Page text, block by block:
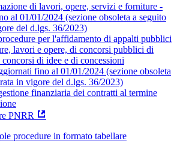
di lavori, opere, servizi e forniture -
al 01/01/2024 (sezione obsoleta a seguito
del d.lgs. 36/2023)
per l'affidamento di appalti pubblici
lavori e opere, di concorsi pubblici di
di idee e di concessioni
fino al 01/01/2024 (sezione obsoleta
in vigore del d.lgs. 36/2023)
finanziaria dei contratti al termine
PNRR
procedure in formato tabellare